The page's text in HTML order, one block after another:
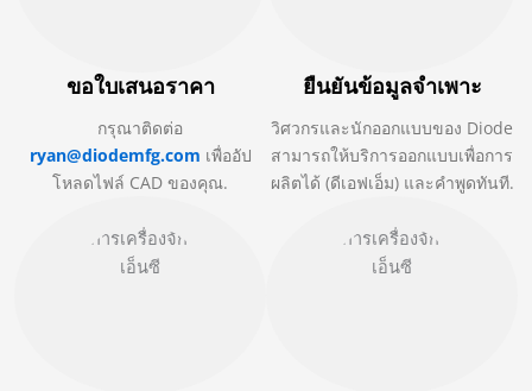
ขอใบเสนอราคา
กรุณาติดต่อ
ryan@diodemfg.com เพื่ออัป
โหลดไฟล์ CAD ของคุณ.
ยืนยันข้อมูลจำเพาะ
วิศวกรและนักออกแบบของ Diode
สามารถให้บริการออกแบบเพื่อการ
ผลิตได้ (ดีเอฟเอ็ม) และคำพูดทันที.